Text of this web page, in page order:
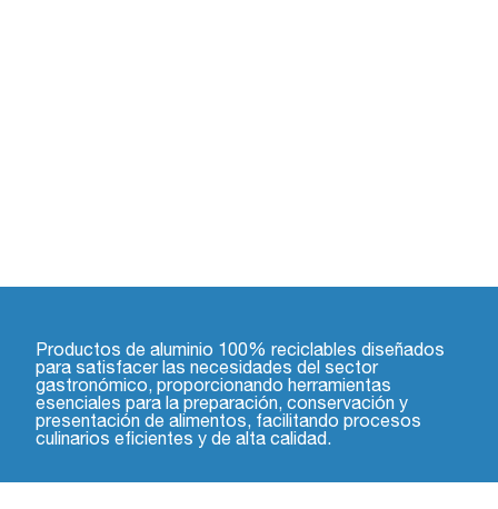
Productos de aluminio 100% reciclables diseñados
para satisfacer las necesidades del sector
gastronómico, proporcionando herramientas
esenciales para la preparación, conservación y
presentación de alimentos, facilitando procesos
culinarios eficientes y de alta calidad.